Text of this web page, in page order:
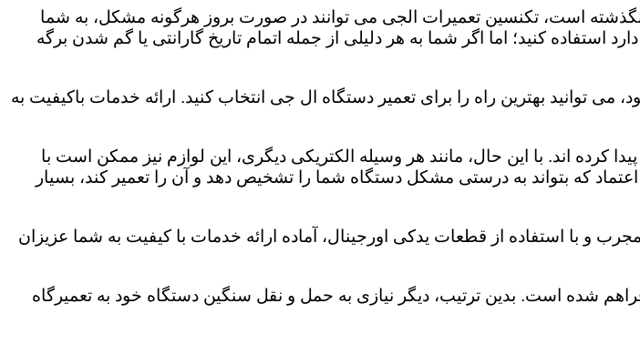
است، تکنسین تعمیرات الجی می توانند در صورت بروز هرگونه مشکل، به شما
کنید؛ اما اگر شما به هر دلیلی از جمله اتمام تاریخ گارانتی یا گم شدن برگه
بهترین راه را برای تعمیر دستگاه ال جی انتخاب کنید. ارائه خدمات باکیفیت به
کرده اند. با این حال، مانند هر وسیله الکتریکی دیگری، این لوازم نیز ممکن است با
که بتواند به درستی مشکل دستگاه شما را تشخیص دهد و آن را تعمیر کند، بسیار
و با استفاده از قطعات یدکی اورجینال، آماده ارائه خدمات با کیفیت به شما عزیزان
شده است. بدین ترتیب، دیگر نیازی به حمل و نقل سنگین دستگاه خود به تعمیرگاه